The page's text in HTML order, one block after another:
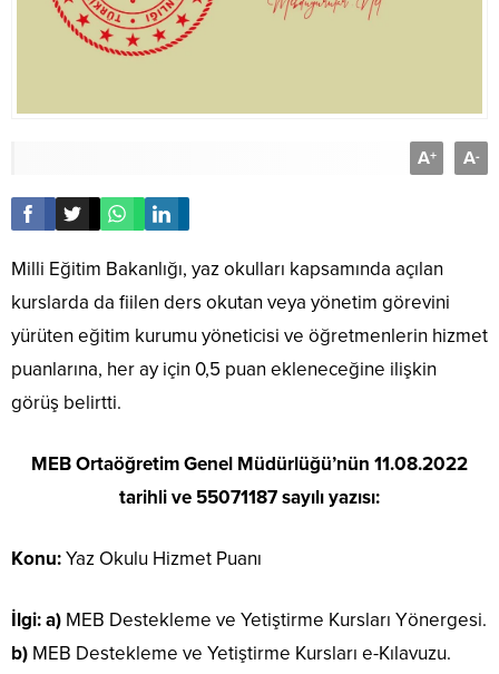
A+ A-
Milli Eğitim Bakanlığı, yaz okulları kapsamında açılan
kurslarda da fiilen ders okutan veya yönetim görevini
yürüten eğitim kurumu yöneticisi ve öğretmenlerin hizmet
puanlarına, her ay için 0,5 puan ekleneceğine ilişkin
görüş belirtti.
MEB Ortaöğretim Genel Müdürlüğü’nün 11.08.2022
tarihli ve 55071187 sayılı yazısı:
Konu:Yaz Okulu Hizmet Puanı
İlgi:a) MEB Destekleme ve Yetiştirme Kursları Yönergesi.
b) MEB Destekleme ve Yetiştirme Kursları e-Kılavuzu.